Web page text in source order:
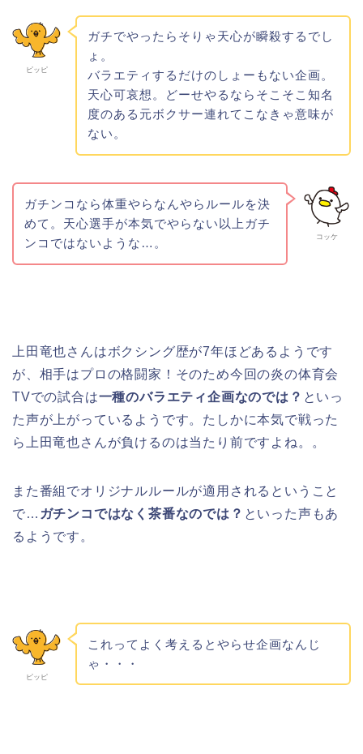
ピッピ
ガチでやったらそりゃ天心が瞬殺するでし
ょ。
バラエティするだけのしょーもない企画。
天心可哀想。どーせやるならそこそこ知名
度のある元ボクサー連れてこなきゃ意味が
ない。
コッケ
ガチンコなら体重やらなんやらルールを決
めて。天心選手が本気でやらない以上ガチ
ンコではないような…。
上田竜也さんはボクシング歴が7年ほどあるようです
が、相手はプロの格闘家！そのため今回の炎の体育会
TVでの試合は一種のバラエティ企画なのでは？ といっ
た声が上がっているようです。たしかに本気で戦った
ら上田竜也さんが負けるのは当たり前ですよね。。
また番組でオリジナルルールが適用されるということ
で… ガチンコではなく茶番なのでは？ といった声もあ
るようです。
ピッピ
これってよく考えるとやらせ企画なんじ
ゃ・・・